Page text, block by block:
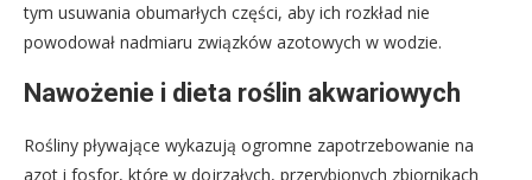
tym usuwania obumarłych części, aby ich rozkład nie
powodował nadmiaru związków azotowych w wodzie.
Nawożenie i dieta roślin akwariowych
Rośliny pływające wykazują ogromne zapotrzebowanie na
azot i fosfor, które w dojrzałych, przerybionych zbiornikach